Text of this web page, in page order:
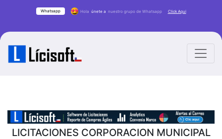
Whatsapp Hola únete a nuestro grupo de Whatsapp Click Aqui
LICITACIONES CORPORACION MUNICIPAL